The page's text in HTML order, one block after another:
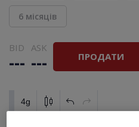
6 місяців
BID
---
ASK
--- ПРОДАТИ